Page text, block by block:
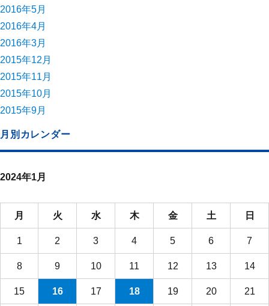
2016年5月
2016年4月
2016年3月
2015年12月
2015年11月
2015年10月
2015年9月
月別カレンダー
2024年1月
月 火 水 木 金 土 日
1 2 3 4 5 6 7
8 9 10 11 12 13 14
15 16 17 18 19 20 21